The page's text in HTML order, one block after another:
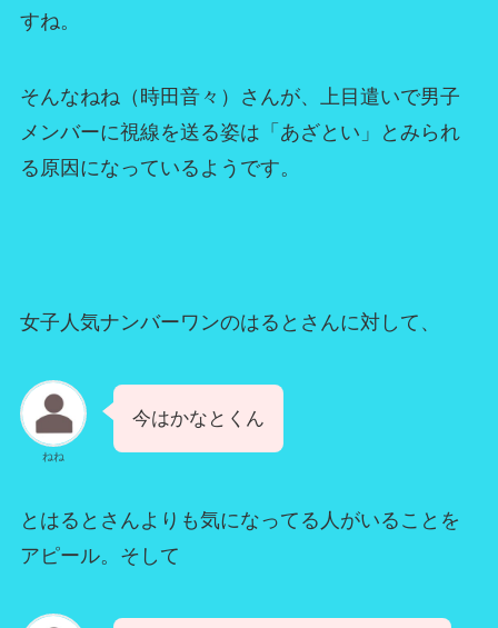
すね。
そんなねね（時田音々）さんが、上目遣いで男子
メンバーに視線を送る姿は「あざとい」とみられ
る原因になっているようです。
女子人気ナンバーワンのはるとさんに対して、
ねね
今はかなとくん
とはるとさんよりも気になってる人がいることを
アピール。そして